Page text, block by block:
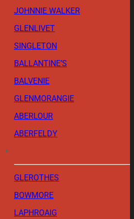
JOHNNIE WALKER
GLENLIVET
SINGLETON
BALLANTINE’S
BALVENIE
GLENMORANGIE
ABERLOUR
ABERFELDY
GLEROTHES
BOWMORE
LAPHROAIG